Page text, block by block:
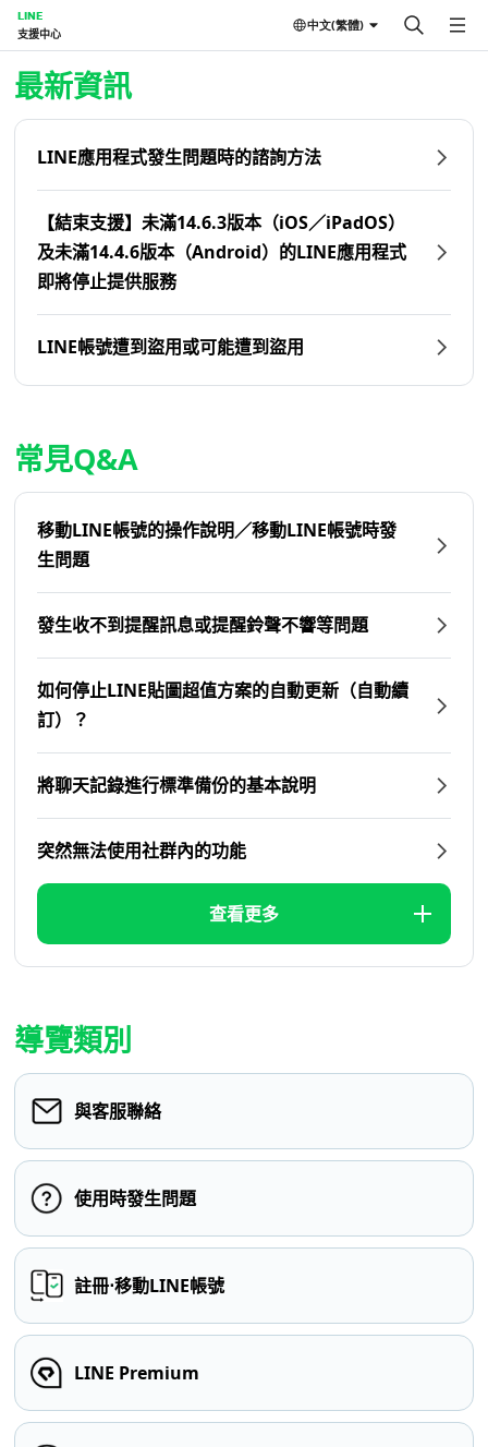
LINE
支援中心
中文(繁體)
首頁 | LINE支援中心
最新資訊
LINE應用程式發生問題時的諮詢方法
【結束支援】未滿14.6.3版本（iOS／iPadOS）
及未滿14.4.6版本（Android）的LINE應用程式
即將停止提供服務
LINE帳號遭到盜用或可能遭到盜用
常見Q&A
移動LINE帳號的操作說明／移動LINE帳號時發
生問題
發生收不到提醒訊息或提醒鈴聲不響等問題
如何停止LINE貼圖超值方案的自動更新（自動續
訂）？
將聊天記錄進行標準備份的基本說明
突然無法使用社群內的功能
查看更多
導覽類別
與客服聯絡
使用時發生問題
註冊⋅移動LINE帳號
LINE Premium